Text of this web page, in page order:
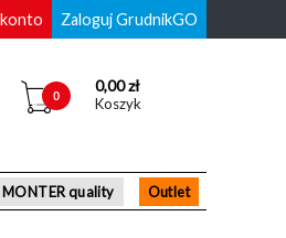
konto Zaloguj GrudnikGO
0
0,00 zł
Koszyk
MONTER quality Outlet